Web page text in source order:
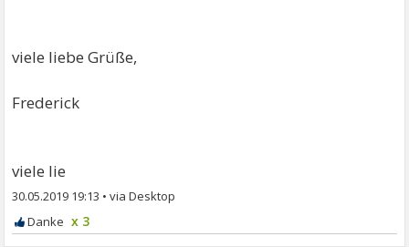
viele liebe Grüße,
Frederick
viele lie
30.05.2019 19:13 •
x 3